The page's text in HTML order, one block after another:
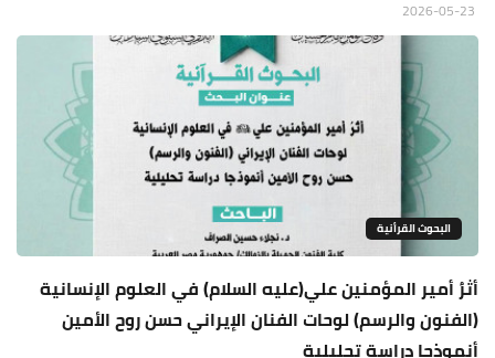
البحوث القرأنية
أثرُ أمير المؤمنين علي(عليه السلام) في العلوم الإنسانية
(الفنون والرسم) لوحات الفنان الإيراني حسن روح الأمين
أنموذجا دراسة تحليلية